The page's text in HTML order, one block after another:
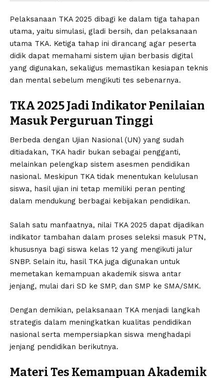
Pelaksanaan TKA 2025 dibagi ke dalam tiga tahapan
utama, yaitu simulasi, gladi bersih, dan pelaksanaan
utama TKA. Ketiga tahap ini dirancang agar peserta
didik dapat memahami sistem ujian berbasis digital
yang digunakan, sekaligus memastikan kesiapan teknis
dan mental sebelum mengikuti tes sebenarnya.
TKA 2025 Jadi Indikator Penilaian
Masuk Perguruan Tinggi
Berbeda dengan Ujian Nasional (UN) yang sudah
ditiadakan, TKA hadir bukan sebagai pengganti,
melainkan pelengkap sistem asesmen pendidikan
nasional. Meskipun TKA tidak menentukan kelulusan
siswa, hasil ujian ini tetap memiliki peran penting
dalam mendukung berbagai kebijakan pendidikan.
Salah satu manfaatnya, nilai TKA 2025 dapat dijadikan
indikator tambahan dalam proses seleksi masuk PTN,
khususnya bagi siswa kelas 12 yang mengikuti jalur
SNBP. Selain itu, hasil TKA juga digunakan untuk
memetakan kemampuan akademik siswa antar
jenjang, mulai dari SD ke SMP, dan SMP ke SMA/SMK.
Dengan demikian, pelaksanaan TKA menjadi langkah
strategis dalam meningkatkan kualitas pendidikan
nasional serta mempersiapkan siswa menghadapi
jenjang pendidikan berikutnya.
Materi Tes Kemampuan Akademik